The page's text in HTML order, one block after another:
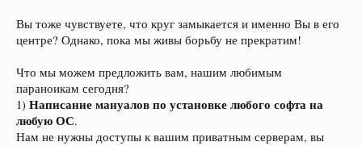
Вы тоже чувствуете, что круг замыкается и именно Вы в его
центре? Однако, пока мы живы борьбу не прекратим!
Что мы можем предложить вам, нашим любимым
параноикам сегодня?
1) Написание мануалов по установке любого софта на
любую ОС.
Нам не нужны доступы к вашим приватным серверам, вы